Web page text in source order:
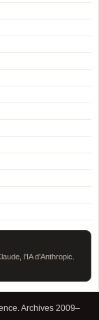
l'IA d'Anthropic.
Archives 2009–